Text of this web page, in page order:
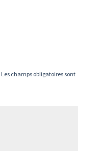
Les champs obligatoires sont